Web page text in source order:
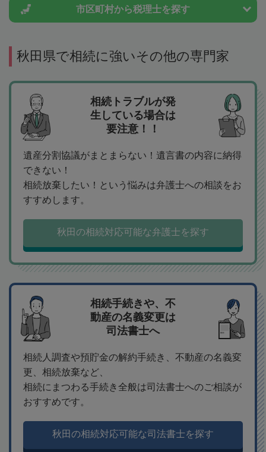
市区町村から税理士を探す
秋田県で相続に強いその他の専門家
相続トラブルが発
生している場合は
要注意！！
遺産分割協議がまとまらない！遺言書の内容に納得
できない！
相続放棄したい！という悩みは弁護士への相談をお
すすめします。
秋田の相続対応可能な弁護士を探す
相続手続きや、不
動産の名義変更は
司法書士へ
相続人調査や預貯金の解約手続き、不動産の名義変
更、相続放棄など、
相続にまつわる手続き全般は司法書士へのご相談が
おすすめです。
秋田の相続対応可能な司法書士を探す